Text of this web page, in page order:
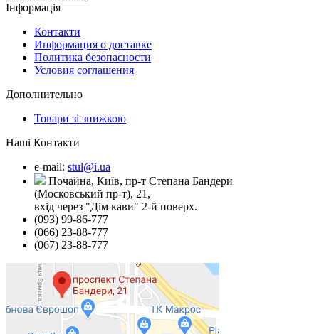
Інформація
Контакти
Информация о доставке
Политика безопасности
Условия соглашения
Дополнительно
Товари зі знижкою
Наші Контакти
e-mail: stul@i.ua
Почайна, Київ, пр-т Степана Бандери
(Московський пр-т), 21,
вхід через "Дім кави" 2-й поверх.
(093) 99-86-777
(066) 23-88-777
(067) 23-88-777